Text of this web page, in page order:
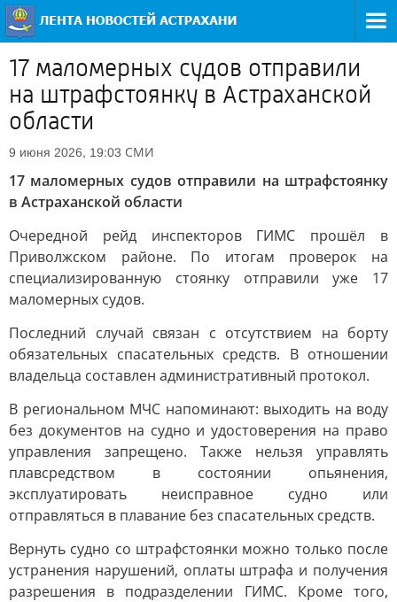
17 маломерных судов отправили
на штрафстоянку в Астраханской
области
9 июня 2026, 19:03 СМИ
17 маломерных судов отправили на штрафстоянку
в Астраханской области
Очередной рейд инспекторов ГИМС прошёл в
Приволжском районе. По итогам проверок на
специализированную стоянку отправили уже 17
маломерных судов.
Последний случай связан с отсутствием на борту
обязательных спасательных средств. В отношении
владельца составлен административный протокол.
В региональном МЧС напоминают: выходить на воду
без документов на судно и удостоверения на право
управления запрещено. Также нельзя управлять
плавсредством в состоянии опьянения,
эксплуатировать неисправное судно или
отправляться в плавание без спасательных средств.
Вернуть судно со штрафстоянки можно только после
устранения нарушений, оплаты штрафа и получения
разрешения в подразделении ГИМС. Кроме того,